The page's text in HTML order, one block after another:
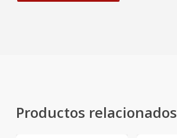
Productos relacionados